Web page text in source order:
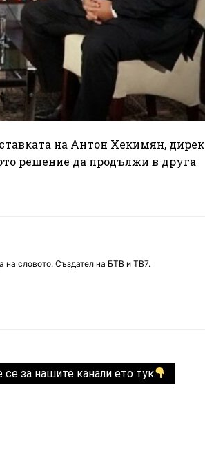
на Антон Хекимян,
решение да продължи в друга
на словото. Създател на БТВ и ТВ7.
за нашите канали ето тук